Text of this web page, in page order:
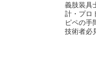
義肢装具
計・プロ
ピペの手
技術者必